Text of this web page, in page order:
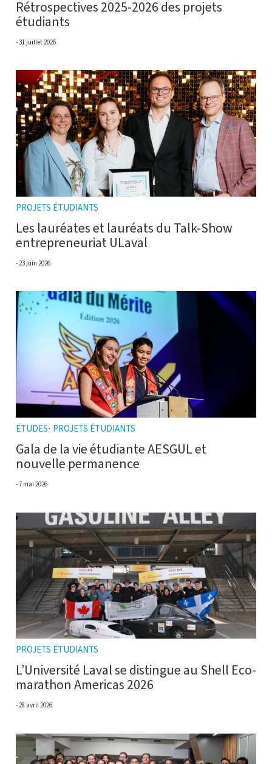
Rétrospectives 2025-2026 des projets
étudiants
31 juillet 2026
PROJETS ÉTUDIANTS
Les lauréates et lauréats du Talk-Show
entrepreneuriat ULaval
23 juin 2026
ÉTUDES PROJETS ÉTUDIANTS
Gala de la vie étudiante AESGUL et
nouvelle permanence
7 mai 2026
PROJETS ÉTUDIANTS
L’Université Laval se distingue au Shell Eco-
marathon Americas 2026
28 avril 2026